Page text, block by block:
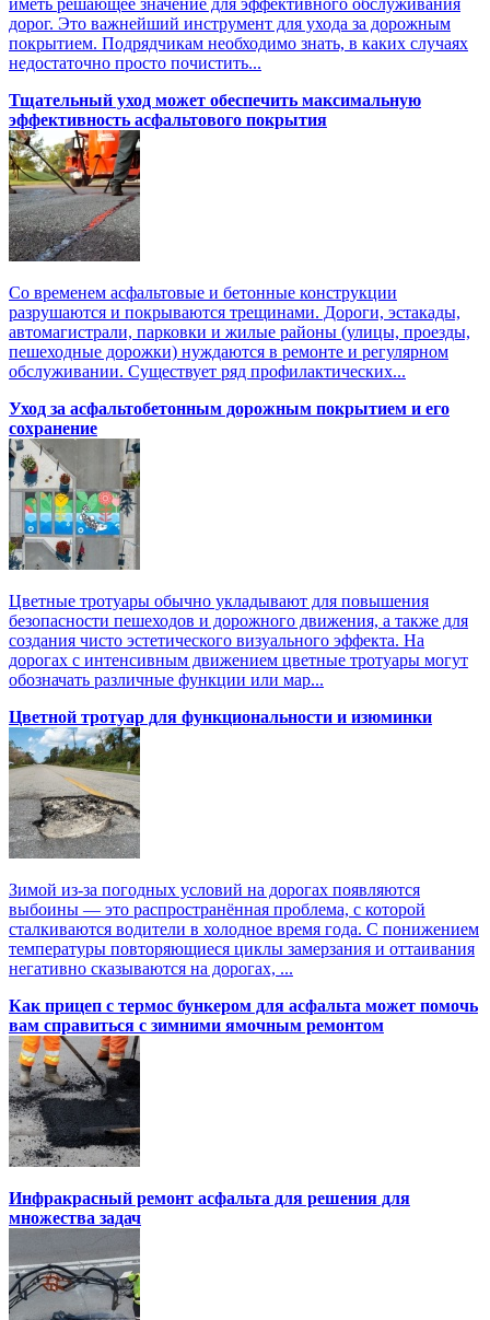
иметь решающее значение для эффективного обслуживания
дорог. Это важнейший инструмент для ухода за дорожным
покрытием. Подрядчикам необходимо знать, в каких случаях
недостаточно просто почистить...
Тщательный уход может обеспечить максимальную
эффективность асфальтового покрытия
Со временем асфальтовые и бетонные конструкции
разрушаются и покрываются трещинами. Дороги, эстакады,
автомагистрали, парковки и жилые районы (улицы, проезды,
пешеходные дорожки) нуждаются в ремонте и регулярном
обслуживании. Существует ряд профилактических...
Уход за асфальтобетонным дорожным покрытием и его
сохранение
Цветные тротуары обычно укладывают для повышения
безопасности пешеходов и дорожного движения, а также для
создания чисто эстетического визуального эффекта. На
дорогах с интенсивным движением цветные тротуары могут
обозначать различные функции или мар...
Цветной тротуар для функциональности и изюминки
Зимой из-за погодных условий на дорогах появляются
выбоины — это распространённая проблема, с которой
сталкиваются водители в холодное время года. С понижением
температуры повторяющиеся циклы замерзания и оттаивания
негативно сказываются на дорогах, ...
Как прицеп с термоc бункером для асфальта может помочь
вам справиться с зимними ямочным ремонтом
Инфракрасный ремонт асфальта для решения для
множества задач